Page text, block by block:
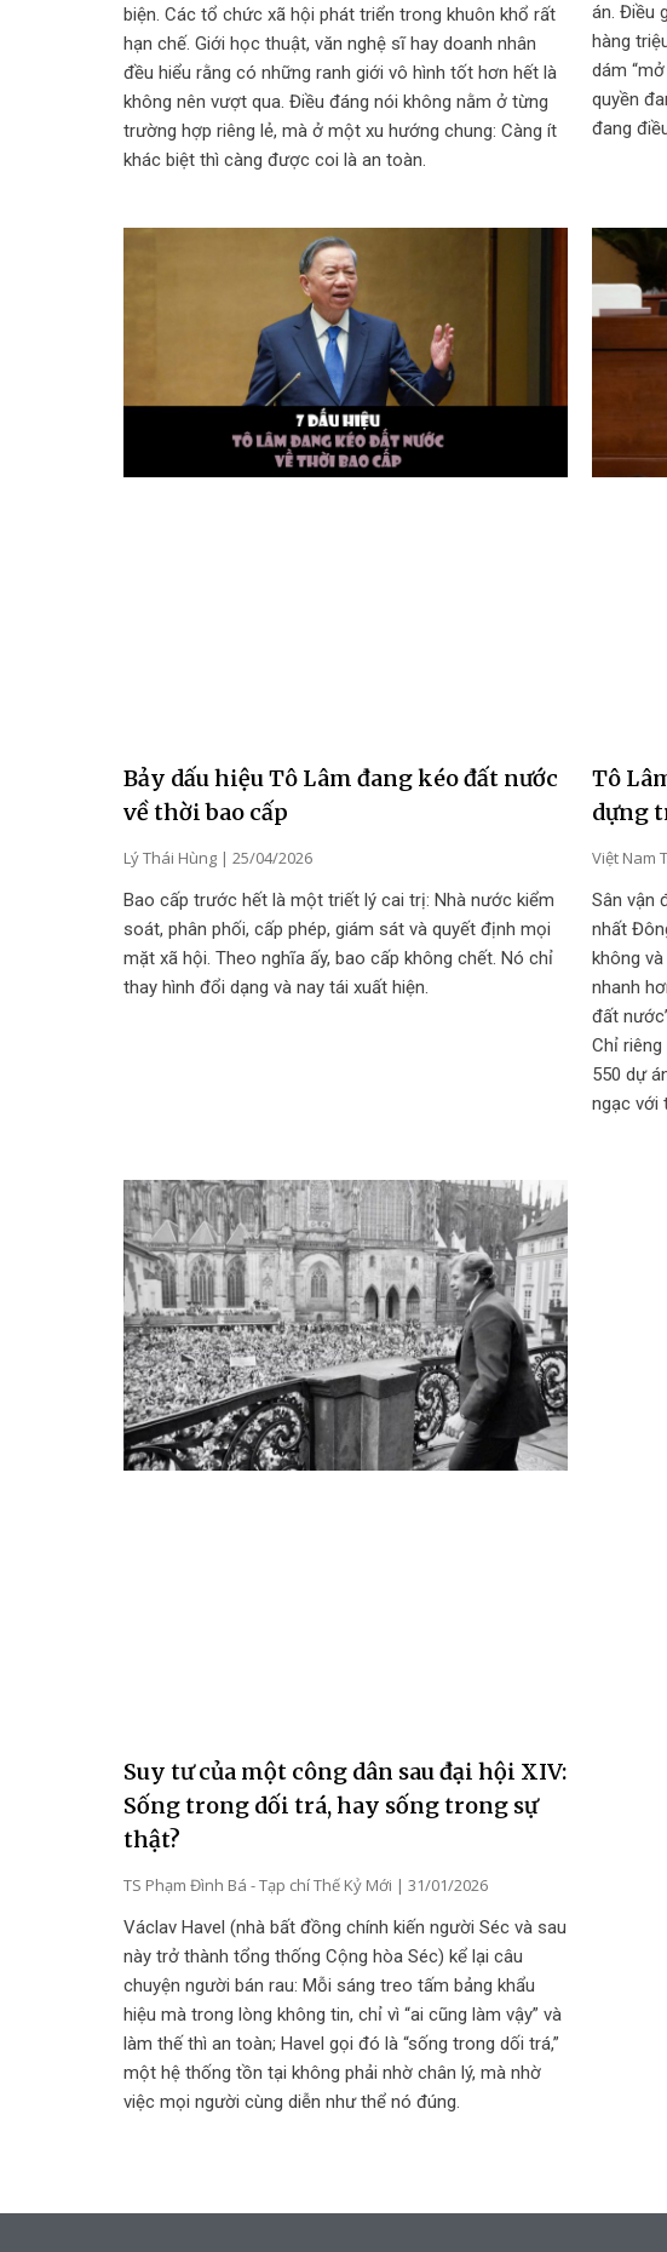
biện. Các tổ chức xã hội phát triển trong khuôn khổ rất
hạn chế. Giới học thuật, văn nghệ sĩ hay doanh nhân
đều hiểu rằng có những ranh giới vô hình tốt hơn hết là
không nên vượt qua. Điều đáng nói không nằm ở từng
trường hợp riêng lẻ, mà ở một xu hướng chung: Càng ít
khác biệt thì càng được coi là an toàn.
án. Điều
hàng
dám
quyền
đang
Bảy dấu hiệu Tô Lâm đang kéo đất nước
về thời bao cấp
Lý Thái Hùng
25/04/2026
Bao cấp trước hết là một triết lý cai trị: Nhà nước kiểm
soát, phân phối, cấp phép, giám sát và quyết định mọi
mặt xã hội. Theo nghĩa ấy, bao cấp không chết. Nó chỉ
thay hình đổi dạng và nay tái xuất hiện.
Tô
dựng
Việt Nam
Sân vận
nhất
không
nhanh
đất
Chỉ
550 dự
ngạc với
Suy tư của một công dân sau đại hội XIV:
Sống trong dối trá, hay sống trong sự
thật?
TS Phạm Đình Bá - Tạp chí Thế Kỷ Mới
31/01/2026
Václav Havel (nhà bất đồng chính kiến người Séc và sau
này trở thành tổng thống Cộng hòa Séc) kể lại câu
chuyện người bán rau: Mỗi sáng treo tấm bảng khẩu
hiệu mà trong lòng không tin, chỉ vì “ai cũng làm vậy” và
làm thế thì an toàn; Havel gọi đó là “sống trong dối trá,”
một hệ thống tồn tại không phải nhờ chân lý, mà nhờ
việc mọi người cùng diễn như thể nó đúng.